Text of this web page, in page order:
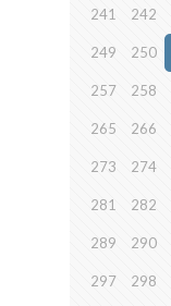
241 242
249 250
257 258
265 266
273 274
281 282
289 290
297 298